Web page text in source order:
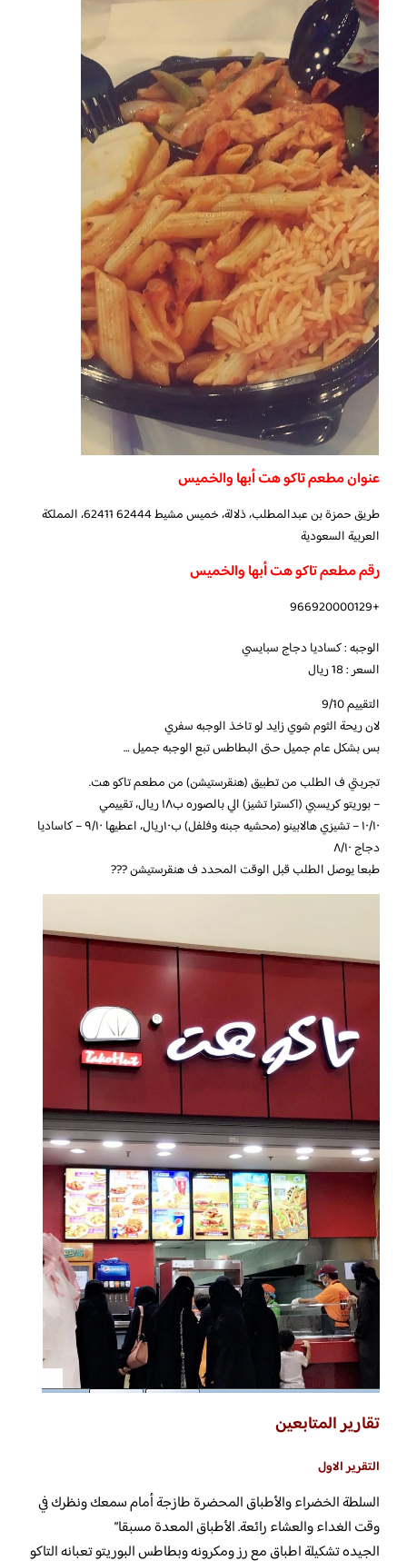
عنوان مطعم تاكو هت أبها والخميس
طريق حمزة بن عبدالمطلب، ذلالة، خميس مشيط 62411 62444، المملكة
العربية السعودية
رقم مطعم تاكو هت أبها والخميس
+966920000129
الوجبه : كساديا دجاج سبايسي
السعر : 18 ريال
التقييم 9/10
لان ريحة الثوم شوي زايد لو تاخذ الوجبه سفري
بس بشكل عام جميل حتى البطاطس تبع الوجبه جميل …
تجربتي ف الطلب من تطبيق (هنقرستيشن) من مطعم تاكو هت.
– بوريتو كريسبي (اكسترا تشيز) الي بالصوره ب١٨ ريال، تقييمي
١٠/١٠ – تشيزي هالابينو (محشيه جبنه وفلفل) ب١٠ريال، اعطيها ٩/١٠ – كاساديا
دجاج ٨/١٠
طبعا يوصل الطلب قبل الوقت المحدد ف هنقرستيشن ???
تقارير المتابعين
التقرير الاول
السلطة الخضراء والأطباق المحضرة طازجة أمام سمعك ونظرك في
وقت الغداء والعشاء رائعة. الأطباق المعدة مسبقا”
الجيده تشكيلة اطباق مع رز ومكرونه وبطاطس البوريتو تعبانه التاكو